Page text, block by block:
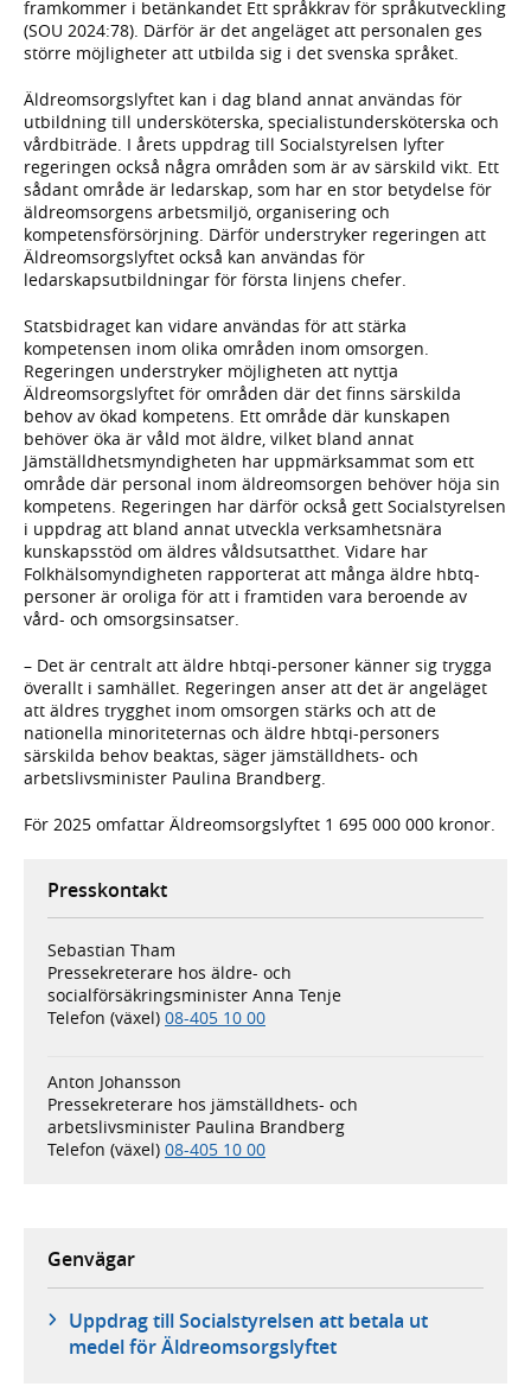
framkommer i betänkandet Ett språkkrav för språkutveckling
(SOU 2024:78). Därför är det angeläget att personalen ges
större möjligheter att utbilda sig i det svenska språket.
Äldreomsorgslyftet kan i dag bland annat användas för
utbildning till undersköterska, specialistundersköterska och
vårdbiträde. I årets uppdrag till Socialstyrelsen lyfter
regeringen också några områden som är av särskild vikt. Ett
sådant område är ledarskap, som har en stor betydelse för
äldreomsorgens arbetsmiljö, organisering och
kompetensförsörjning. Därför understryker regeringen att
Äldreomsorgslyftet också kan användas för
ledarskapsutbildningar för första linjens chefer.
Statsbidraget kan vidare användas för att stärka
kompetensen inom olika områden inom omsorgen.
Regeringen understryker möjligheten att nyttja
Äldreomsorgslyftet för områden där det finns särskilda
behov av ökad kompetens. Ett område där kunskapen
behöver öka är våld mot äldre, vilket bland annat
Jämställdhetsmyndigheten har uppmärksammat som ett
område där personal inom äldreomsorgen behöver höja sin
kompetens. Regeringen har därför också gett Socialstyrelsen
i uppdrag att bland annat utveckla verksamhetsnära
kunskapsstöd om äldres våldsutsatthet. Vidare har
Folkhälsomyndigheten rapporterat att många äldre hbtq-
personer är oroliga för att i framtiden vara beroende av
vård- och omsorgsinsatser.
– Det är centralt att äldre hbtqi-personer känner sig trygga
överallt i samhället. Regeringen anser att det är angeläget
att äldres trygghet inom omsorgen stärks och att de
nationella minoriteternas och äldre hbtqi-personers
särskilda behov beaktas, säger jämställdhets- och
arbetslivsminister Paulina Brandberg.
För 2025 omfattar Äldreomsorgslyftet 1 695 000 000 kronor.
Presskontakt
Sebastian Tham
Pressekreterare hos äldre- och
socialförsäkringsminister Anna Tenje
Telefon (växel) 08-405 10 00
Anton Johansson
Pressekreterare hos jämställdhets- och
arbetslivsminister Paulina Brandberg
Telefon (växel) 08-405 10 00
Genvägar
Uppdrag till Socialstyrelsen att betala ut
medel för Äldreomsorgslyftet